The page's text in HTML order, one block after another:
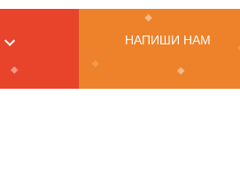
НАПИШИ НАМ